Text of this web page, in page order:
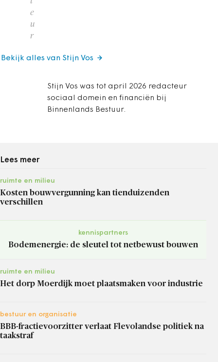
e
u
r
Stijn Vos was tot april 2026 redacteur
sociaal domein en financiën bij
Binnenlands Bestuur.
Bekijk alles van Stijn Vos
Lees meer
ruimte en milieu
Kosten bouwvergunning kan tienduizenden
verschillen
kennispartners
Bodemenergie: de sleutel tot netbewust bouwen
ruimte en milieu
Het dorp Moerdijk moet plaatsmaken voor industrie
bestuur en organisatie
BBB-fractievoorzitter verlaat Flevolandse politiek na
taakstraf